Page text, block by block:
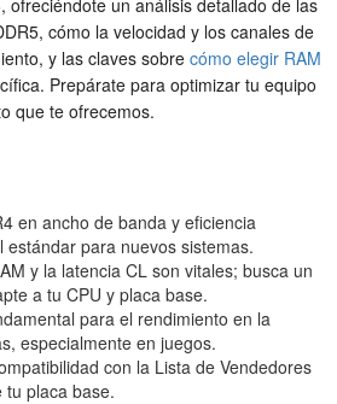
cómo la velocidad y los canales de
y las claves sobre cómo elegir RAM
Prepárate para optimizar tu equipo
que te ofrecemos.
en ancho de banda y eficiencia
estándar para nuevos sistemas.
y la latencia CL son vitales; busca un
a tu CPU y placa base.
para el rendimiento en la
especialmente en juegos.
con la Lista de Vendedores
tu placa base.